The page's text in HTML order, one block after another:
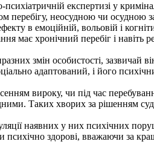
експертизі у
неосудною чи осудною
в емоційній, вольовій і
хронічний перебіг і навіть
змін особистості, зазвичай
адаптований, і його
вироку, чи під час
Таких хворих за рішенням
наявних у них психічних
здорові, вважаючи за